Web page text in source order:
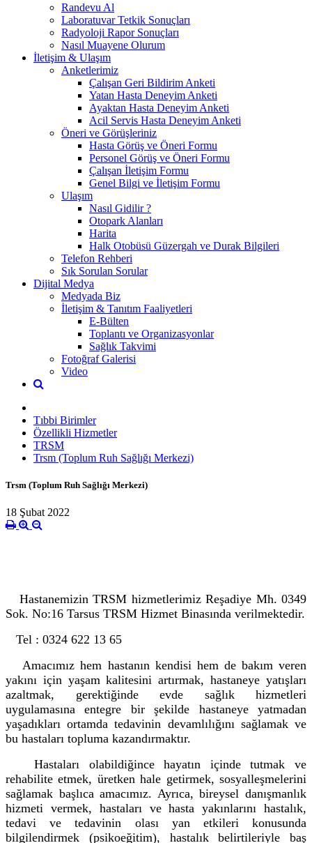
Randevu Al
Laboratuvar Tetkik Sonuçları
Radyoloji Rapor Sonuçları
Nasıl Muayene Olurum
İletişim & Ulaşım
Anketlerimiz
Çalışan Geri Bildirim Anketi
Yatan Hasta Deneyim Anketi
Ayaktan Hasta Deneyim Anketi
Acil Servis Hasta Deneyim Anketi
Öneri ve Görüşleriniz
Hasta Görüş ve Öneri Formu
Personel Görüş ve Öneri Formu
Çalışan İletişim Formu
Genel Bilgi ve İletişim Formu
Ulaşım
Nasıl Gidilir ?
Otopark Alanları
Harita
Halk Otobüsü Güzergah ve Durak Bilgileri
Telefon Rehberi
Sık Sorulan Sorular
Dijital Medya
Medyada Biz
İletişim & Tanıtım Faaliyetleri
E-Bülten
Toplantı ve Organizasyonlar
Sağlık Takvimi
Fotoğraf Galerisi
Video
Tıbbi Birimler
Özellikli Hizmetler
TRSM
Trsm (Toplum Ruh Sağlığı Merkezi)
Trsm (Toplum Ruh Sağlığı Merkezi)
18 Şubat 2022
Hastanemizin TRSM hizmetlerimiz Reşadiye Mh. 0349
Sok. No:16 Tarsus TRSM Hizmet Binasında verilmektedir.
Tel : 0324 622 13 65
Amacımız hem hastanın kendisi hem de bakım veren
yakını için yaşam kalitesini artırmak, hastaneye yatışları
azaltmak, gerektiğinde evde sağlık hizmetleri
uygulamasına entegre bir şekilde hastaneye yatmadan
yaşadıkları ortamda tedavinin devamlılığını sağlamak ve
bu hastaları topluma kazandırmaktır.
Hastaları olabildiğince hayatın içinde tutmak ve
rehabilite etmek, üretken hale getirmek, sosyalleşmelerini
sağlamak başlıca amacımız. Ayrıca, bireysel danışmanlık
hizmeti vermek, hastaları ve hasta yakınlarını hastalık,
tedavi ve tedavinin olası yan etkileri konusunda
bilgilendirmek (psikoeğitim), hastalık belirtileriyle baş